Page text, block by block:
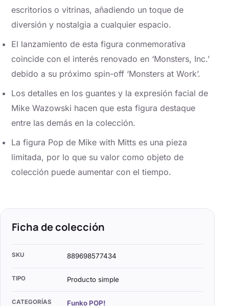
escritorios o vitrinas, añadiendo un toque de
diversión y nostalgia a cualquier espacio.
El lanzamiento de esta figura conmemorativa
coincide con el interés renovado en ‘Monsters, Inc.’
debido a su próximo spin-off ‘Monsters at Work’.
Los detalles en los guantes y la expresión facial de
Mike Wazowski hacen que esta figura destaque
entre las demás en la colección.
La figura Pop de Mike with Mitts es una pieza
limitada, por lo que su valor como objeto de
colección puede aumentar con el tiempo.
Ficha de colección
SKU 889698577434
TIPO Producto simple
CATEGORÍAS Funko POP!